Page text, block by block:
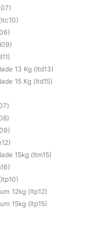
13 Kg (ltd13)
15 Kg (ltd15)
15kg (ltm15)
12kg (ltp12)
15kg (ltp15)